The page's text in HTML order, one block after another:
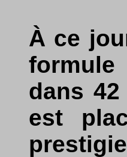
À ce
dans
est